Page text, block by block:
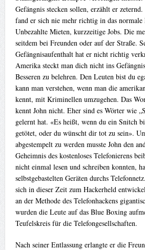
Gefängnis stecken sollen, erzählt er
fand er sich nie mehr richtig in das normale
Unbezahlte Mieten, kurzzeitige Jobs. Die
seitdem bei Freunden oder auf der Straße.
Gefängnisaufenthalt hat er nicht richtig
Amerika steckt man dich nicht ins
Besseren zu belehren. Den Leuten bist du
kann man verstehen, wenn man die
kennt, mit Kriminellen umzugehen. Das
kennt John nicht. Eher sind es Wörter wie
gelernt hat. «Es heißt, wenn du ein Snitch
getötet, oder du wünscht dir tot zu sein».
abgestempelt zu werden musste John den
Geheimnis des kostenloses Telefonierens
nicht einmal lesen und schreiben konnten,
selbstgebastelten Geräten durchs
sich in dieser Zeit zum Hackerheld
an der Methode des Telefonhackens
wurden die Leute auf das Blue Boxing
Teufelskreis für die Telefongesellschaften.
Nach seiner Entlassung erlangte er die